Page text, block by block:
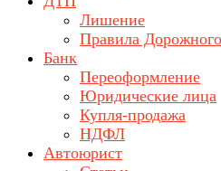
Лишение
Правила
Банк
Переоформление
Юридические лица
Купля-продажа
НДФЛ
Автоюрист